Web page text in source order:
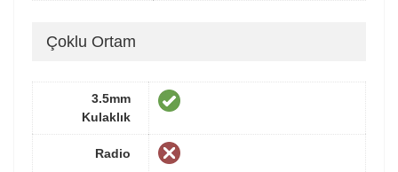
Çoklu Ortam
3.5mm
Kulaklık
Radio